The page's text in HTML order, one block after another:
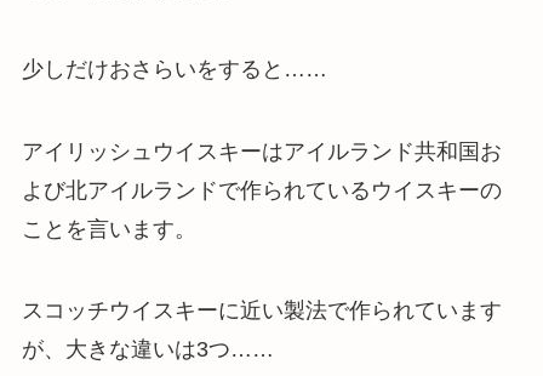
少しだけおさらいをすると……
アイリッシュウイスキーはアイルランド共和国お
よび北アイルランドで作られているウイスキーの
ことを言います。
スコッチウイスキーに近い製法で作られています
が、大きな違いは3つ……